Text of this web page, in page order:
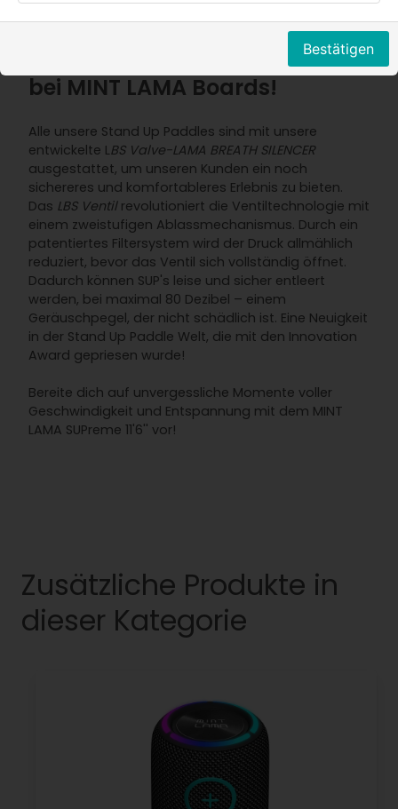
LBS Ventil Innovation: SUP
entleeren ohne Lärm - exklusiv
bei MINT LAMA Boards!
Alle unsere Stand Up Paddles sind mit unsere
entwickelte LBS Valve-LAMA BREATH SILENCER
ausgestattet, um unseren Kunden ein noch
sichereres und komfortableres Erlebnis zu bieten.
Das LBS Ventil revolutioniert die Ventiltechnologie mit
einem zweistufigen Ablassmechanismus. Durch ein
patentiertes Filtersystem wird der Druck allmählich
reduziert, bevor das Ventil sich vollständig öffnet.
Dadurch können SUP's leise und sicher entleert
werden, bei maximal 80 Dezibel – einem
Geräuschpegel, der nicht schädlich ist. Eine Neuigkeit
in der Stand Up Paddle Welt, die mit den Innovation
Award gepriesen wurde!
Bereite dich auf unvergessliche Momente voller
Geschwindigkeit und Entspannung mit dem MINT
LAMA SUPreme 11'6'' vor!
Zusätzliche Produkte in
dieser Kategorie
Bestätigen